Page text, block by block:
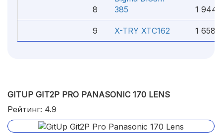
8
385
1 944
9 X-TRY XTC162 1 658
GITUP GIT2P PRO PANASONIC 170 LENS
Рейтинг: 4.9